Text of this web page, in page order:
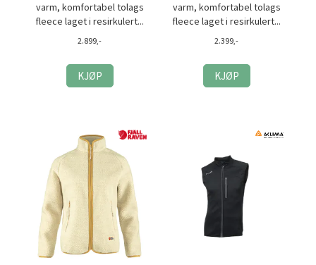
varm, komfortabel tolags
fleece laget i resirkulert...
2.899,-
KJØP
varm, komfortabel tolags
fleece laget i resirkulert...
2.399,-
KJØP